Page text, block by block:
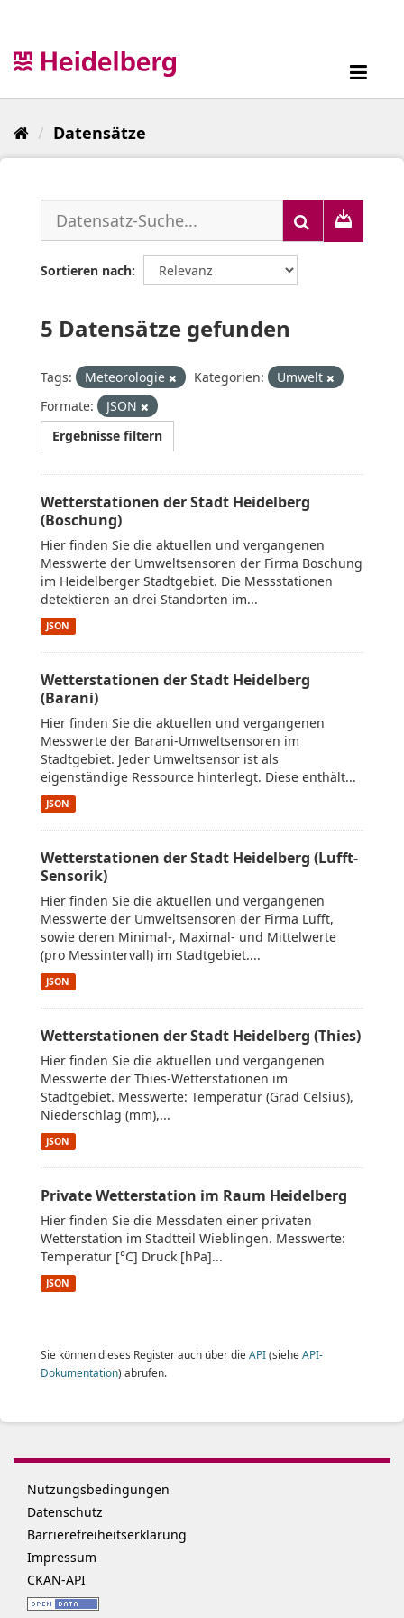
Datensätze
Sortieren nach
5 Datensätze gefunden
Tags: Meteorologie Kategorien:
Umwelt
Formate:
JSON
Ergebnisse filtern
Wetterstationen der Stadt Heidelberg
(Boschung)
Hier finden Sie die aktuellen und vergangenen
Messwerte der Umweltsensoren der Firma Boschung
im Heidelberger Stadtgebiet. Die Messstationen
detektieren an drei Standorten im...
JSON
Wetterstationen der Stadt Heidelberg
(Barani)
Hier finden Sie die aktuellen und vergangenen
Messwerte der Barani-Umweltsensoren im
Stadtgebiet. Jeder Umweltsensor ist als
eigenständige Ressource hinterlegt. Diese enthält...
JSON
Wetterstationen der Stadt Heidelberg (Lufft-
Sensorik)
Hier finden Sie die aktuellen und vergangenen
Messwerte der Umweltsensoren der Firma Lufft,
sowie deren Minimal-, Maximal- und Mittelwerte
(pro Messintervall) im Stadtgebiet....
JSON
Wetterstationen der Stadt Heidelberg (Thies)
Hier finden Sie die aktuellen und vergangenen
Messwerte der Thies-Wetterstationen im
Stadtgebiet. Messwerte: Temperatur (Grad Celsius),
Niederschlag (mm),...
JSON
Private Wetterstation im Raum Heidelberg
Hier finden Sie die Messdaten einer privaten
Wetterstation im Stadtteil Wieblingen. Messwerte:
Temperatur [°C] Druck [hPa]...
JSON
Sie können dieses Register auch über die API(siehe API-
Dokumentation) abrufen.
Nutzungsbedingungen
Datenschutz
Barrierefreiheitserklärung
Impressum
CKAN-API